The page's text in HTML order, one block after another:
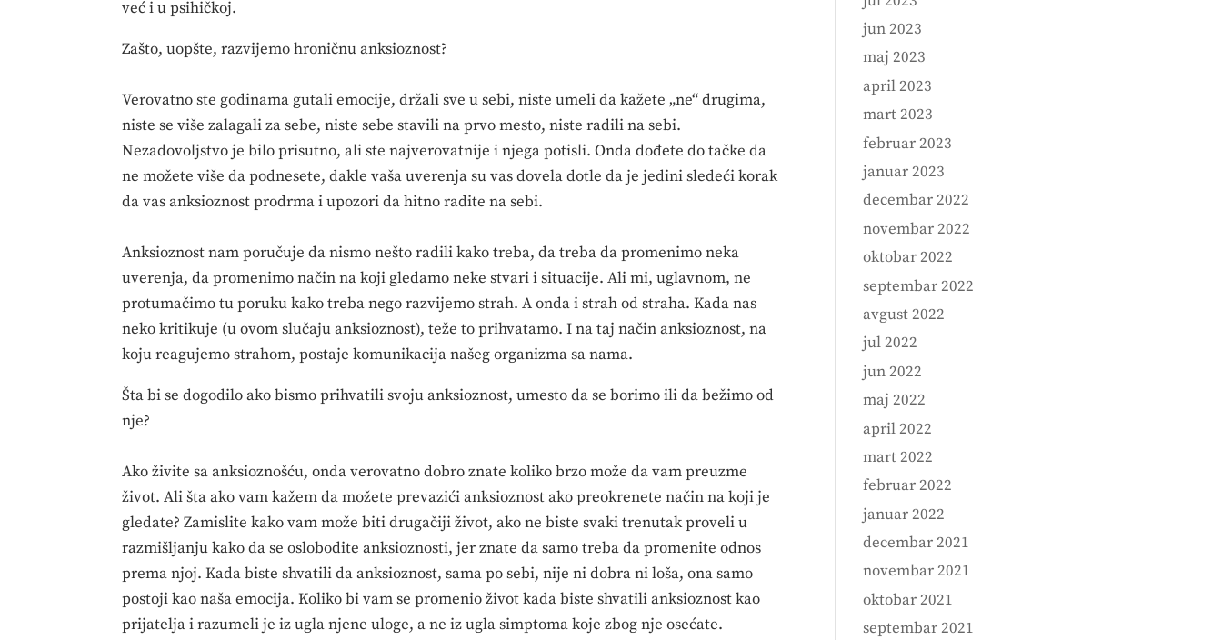
već i u psihičkoj.
Zašto, uopšte, razvijemo hroničnu anksioznost?
Verovatno ste godinama gutali emocije, držali sve u sebi, niste umeli da kažete „ne“ drugima,
niste se više zalagali za sebe, niste sebe stavili na prvo mesto, niste radili na sebi.
Nezadovoljstvo je bilo prisutno, ali ste najverovatnije i njega potisli. Onda dođete do tačke da
ne možete više da podnesete, dakle vaša uverenja su vas dovela dotle da je jedini sledeći korak
da vas anksioznost prodrma i upozori da hitno radite na sebi.
Anksioznost nam poručuje da nismo nešto radili kako treba, da treba da promenimo neka
uverenja, da promenimo način na koji gledamo neke stvari i situacije. Ali mi, uglavnom, ne
protumačimo tu poruku kako treba nego razvijemo strah. A onda i strah od straha. Kada nas
neko kritikuje (u ovom slučaju anksioznost), teže to prihvatamo. I na taj način anksioznost, na
koju reagujemo strahom, postaje komunikacija našeg organizma sa nama.
Šta bi se dogodilo ako bismo prihvatili svoju anksioznost, umesto da se borimo ili da bežimo od
nje?
Ako živite sa anksioznošću, onda verovatno dobro znate koliko brzo može da vam preuzme
život. Ali šta ako vam kažem da možete prevazići anksioznost ako preokrenete način na koji je
gledate? Zamislite kako vam može biti drugačiji život, ako ne biste svaki trenutak proveli u
razmišljanju kako da se oslobodite anksioznosti, jer znate da samo treba da promenite odnos
prema njoj. Kada biste shvatili da anksioznost, sama po sebi, nije ni dobra ni loša, ona samo
postoji kao naša emocija. Koliko bi vam se promenio život kada biste shvatili anksioznost kao
prijatelja i razumeli je iz ugla njene uloge, a ne iz ugla simptoma koje zbog nje osećate.
jun 2023
maj 2023
april 2023
mart 2023
februar 2023
januar 2023
decembar 2022
novembar 2022
oktobar 2022
septembar 2022
avgust 2022
jul 2022
jun 2022
maj 2022
april 2022
mart 2022
februar 2022
januar 2022
decembar 2021
novembar 2021
oktobar 2021
septembar 2021